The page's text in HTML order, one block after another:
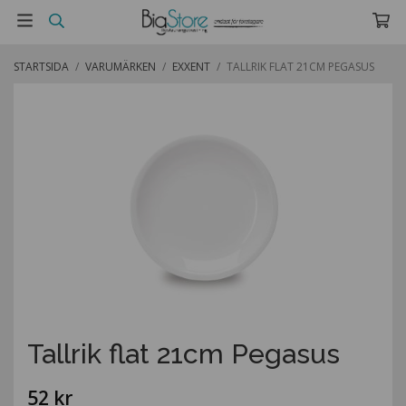
STARTSIDA / VARUMÄRKEN / EXXENT / TALLRIK FLAT 21CM PEGASUS
Tallrik flat 21cm Pegasus
52 kr